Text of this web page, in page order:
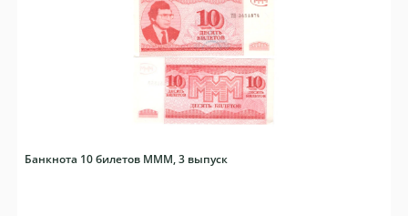
Банкнота 10 билетов МММ, 3 выпуск